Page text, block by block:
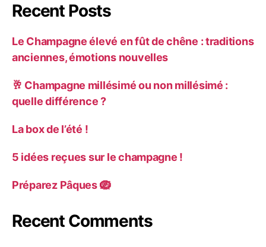
Recent Posts
Le Champagne élevé en fût de chêne : traditions
anciennes, émotions nouvelles
🥂 Champagne millésimé ou non millésimé :
quelle différence ?
La box de l’été !
5 idées reçues sur le champagne !
Préparez Pâques 🪺
Recent Comments